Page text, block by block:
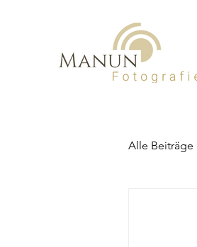
Alle Beiträge